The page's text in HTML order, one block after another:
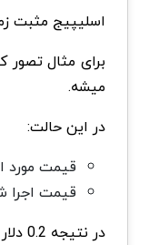
اسلیپیج مثبت
برای مثال
میشه.
در این حالت:
قیمت مورد
قیمت اجرا شده:
در نتیجه 0.2 دلار به ازای هر واحد سود اضافی به دست آوردین.